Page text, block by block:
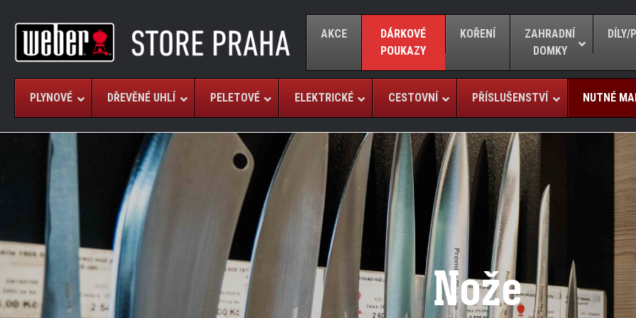
AKCE
DÁRKOVÉ
POUKAZY
KOŘENÍ
ZAHRADNÍ
DOMKY
DÍLY/
PLYNOVÉ DŘEVĚNÉ UHLÍ PELETOVÉ ELEKTRICKÉ CESTOVNÍ PŘÍSLUŠENSTVÍ NUTNÉ
Nože